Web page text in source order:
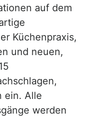
auf dem
Küchenpraxis,
und neuen,
ein. Alle
werden